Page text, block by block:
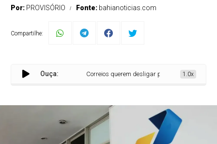
Por: PROVISÓRIO Fonte: bahianoticias.com
Compartilhe:
Ouça: Correios querem desligar pelo menos 10 mil
1.0x